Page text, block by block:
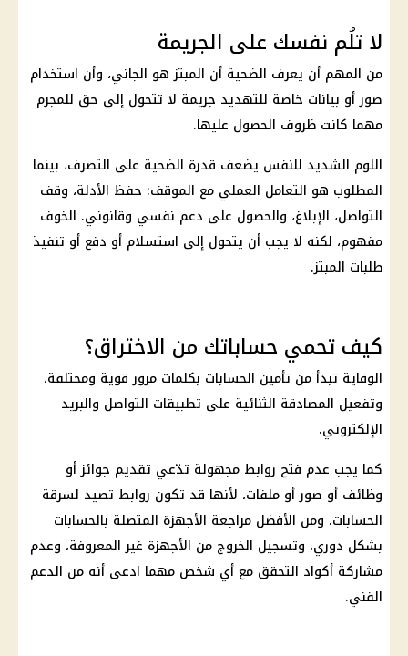
لا تلُم نفسك على الجريمة
من المهم أن يعرف الضحية أن المبتز هو الجاني، وأن استخدام
صور أو بيانات خاصة للتهديد جريمة لا تتحول إلى حق للمجرم
مهما كانت ظروف الحصول عليها.
اللوم الشديد للنفس يضعف قدرة الضحية على التصرف، بينما
المطلوب هو التعامل العملي مع الموقف: حفظ الأدلة، وقف
التواصل، الإبلاغ، والحصول على دعم نفسي وقانوني. الخوف
مفهوم، لكنه لا يجب أن يتحول إلى استسلام أو دفع أو تنفيذ
طلبات المبتز.
كيف تحمي حساباتك من الاختراق؟
الوقاية تبدأ من تأمين الحسابات بكلمات مرور قوية ومختلفة،
وتفعيل المصادقة الثنائية على تطبيقات التواصل والبريد
الإلكتروني.
كما يجب عدم فتح روابط مجهولة تدّعي تقديم جوائز أو
وظائف أو صور أو ملفات، لأنها قد تكون روابط تصيد لسرقة
الحسابات. ومن الأفضل مراجعة الأجهزة المتصلة بالحسابات
بشكل دوري، وتسجيل الخروج من الأجهزة غير المعروفة، وعدم
مشاركة أكواد التحقق مع أي شخص مهما ادعى أنه من الدعم
الفني.